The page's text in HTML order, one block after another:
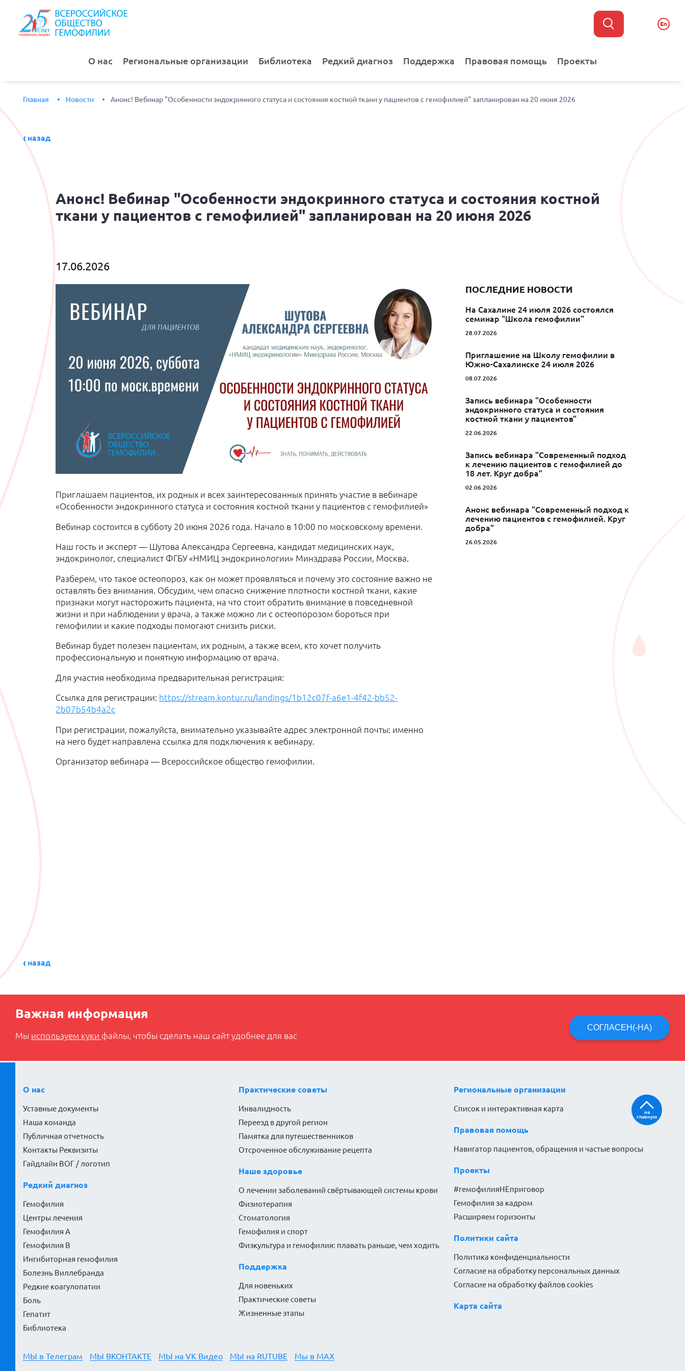
En
О нас Региональные организации Библиотека Редкий диагноз Поддержка Правовая помощь Проекты
Главная Новости Анонс! Вебинар "Особенности эндокринного статуса и состояния костной ткани у пациентов с гемофилией" запланирован на 20 июня 2026
назад
Анонс! Вебинар "Особенности эндокринного статуса и состояния костной
ткани у пациентов с гемофилией" запланирован на 20 июня 2026
17.06.2026
Приглашаем пациентов, их родных и всех заинтересованных принять участие в вебинаре
«Особенности эндокринного статуса и состояния костной ткани у пациентов с гемофилией»
Вебинар состоится в субботу 20 июня 2026 года. Начало в 10:00 по московскому времени.
Наш гость и эксперт — Шутова Александра Сергеевна, кандидат медицинских наук,
эндокринолог, специалист ФГБУ «НМИЦ эндокринологии» Минздрава России, Москва.
Разберем, что такое остеопороз, как он может проявляться и почему это состояние важно не
оставлять без внимания. Обсудим, чем опасно снижение плотности костной ткани, какие
признаки могут насторожить пациента, на что стоит обратить внимание в повседневной
жизни и при наблюдении у врача, а также можно ли с остеопорозом бороться при
гемофилии и какие подходы помогают снизить риски.
Вебинар будет полезен пациентам, их родным, а также всем, кто хочет получить
профессиональную и понятную информацию от врача.
Для участия необходима предварительная регистрация:
Ссылка для регистрации: https://stream.kontur.ru/landings/1b12c07f-a6e1-4f42-bb52-
2b07b54b4a2c
При регистрации, пожалуйста, внимательно указывайте адрес электронной почты: именно
на него будет направлена ссылка для подключения к вебинару.
Организатор вебинара — Всероссийское общество гемофилии.
ПОСЛЕДНИЕ НОВОСТИ
На Сахалине 24 июля 2026 состоялся
семинар "Школа гемофилии"
28.07.2026
Приглашение на Школу гемофилии в
Южно-Сахалинске 24 июля 2026
08.07.2026
Запись вебинара "Особенности
эндокринного статуса и состояния
костной ткани у пациентов"
22.06.2026
Запись вебинара "Современный подход
к лечению пациентов с гемофилией до
18 лет. Круг добра"
02.06.2026
Анонс вебинара "Современный подход к
лечению пациентов с гемофилией. Круг
добра"
26.05.2026
назад
Важная информация
Мы используем куки файлы, чтобы сделать наш сайт удобнее для вас
СОГЛАСЕН(-НА)
О нас
Уставные документы
Наша команда
Публичная отчетность
Контакты Реквизиты
Гайдлайн ВОГ / логотип
Редкий диагноз
Гемофилия
Центры лечения
Гемофилия А
Гемофилия В
Ингибиторная гемофилия
Болезнь Виллебранда
Редкие коагулопатии
Боль
Гепатит
Библиотека
Практические советы
Инвалидность
Переезд в другой регион
Памятка для путешественников
Отсроченное обслуживание рецепта
Наше здоровье
О лечении заболеваний свёртывающей системы крови
Физиотерапия
Стоматология
Гемофилия и спорт
Физкультура и гемофилия: плавать раньше, чем ходить
Поддержка
Для новеньких
Практические советы
Жизненные этапы
Региональные организации
Список и интерактивная карта
Правовая помощь
Навигатор пациентов, обращения и частые вопросы
Проекты
#гемофилияНЕприговор
Гемофилия за кадром
Расширяем горизонты
Политики сайта
Политика конфиденциальности
Согласие на обработку персональных данных
Согласие на обработку файлов cookies
Карта сайта
МЫ в Телеграм МЫ ВКОНТАКТЕ МЫ на VK Видео МЫ на RUTUBE Мы в MAX
на
главную